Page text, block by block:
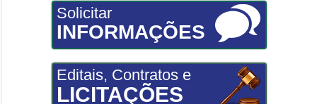
Solicitar
INFORMAÇÕES
Editais, Contratos e
LICITAÇÕES